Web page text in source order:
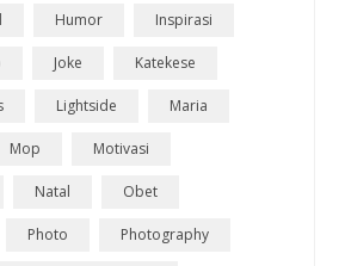
Humor Inspirasi
Joke Katekese
Lightside Maria
Mop Motivasi
Natal Obet
Photo Photography